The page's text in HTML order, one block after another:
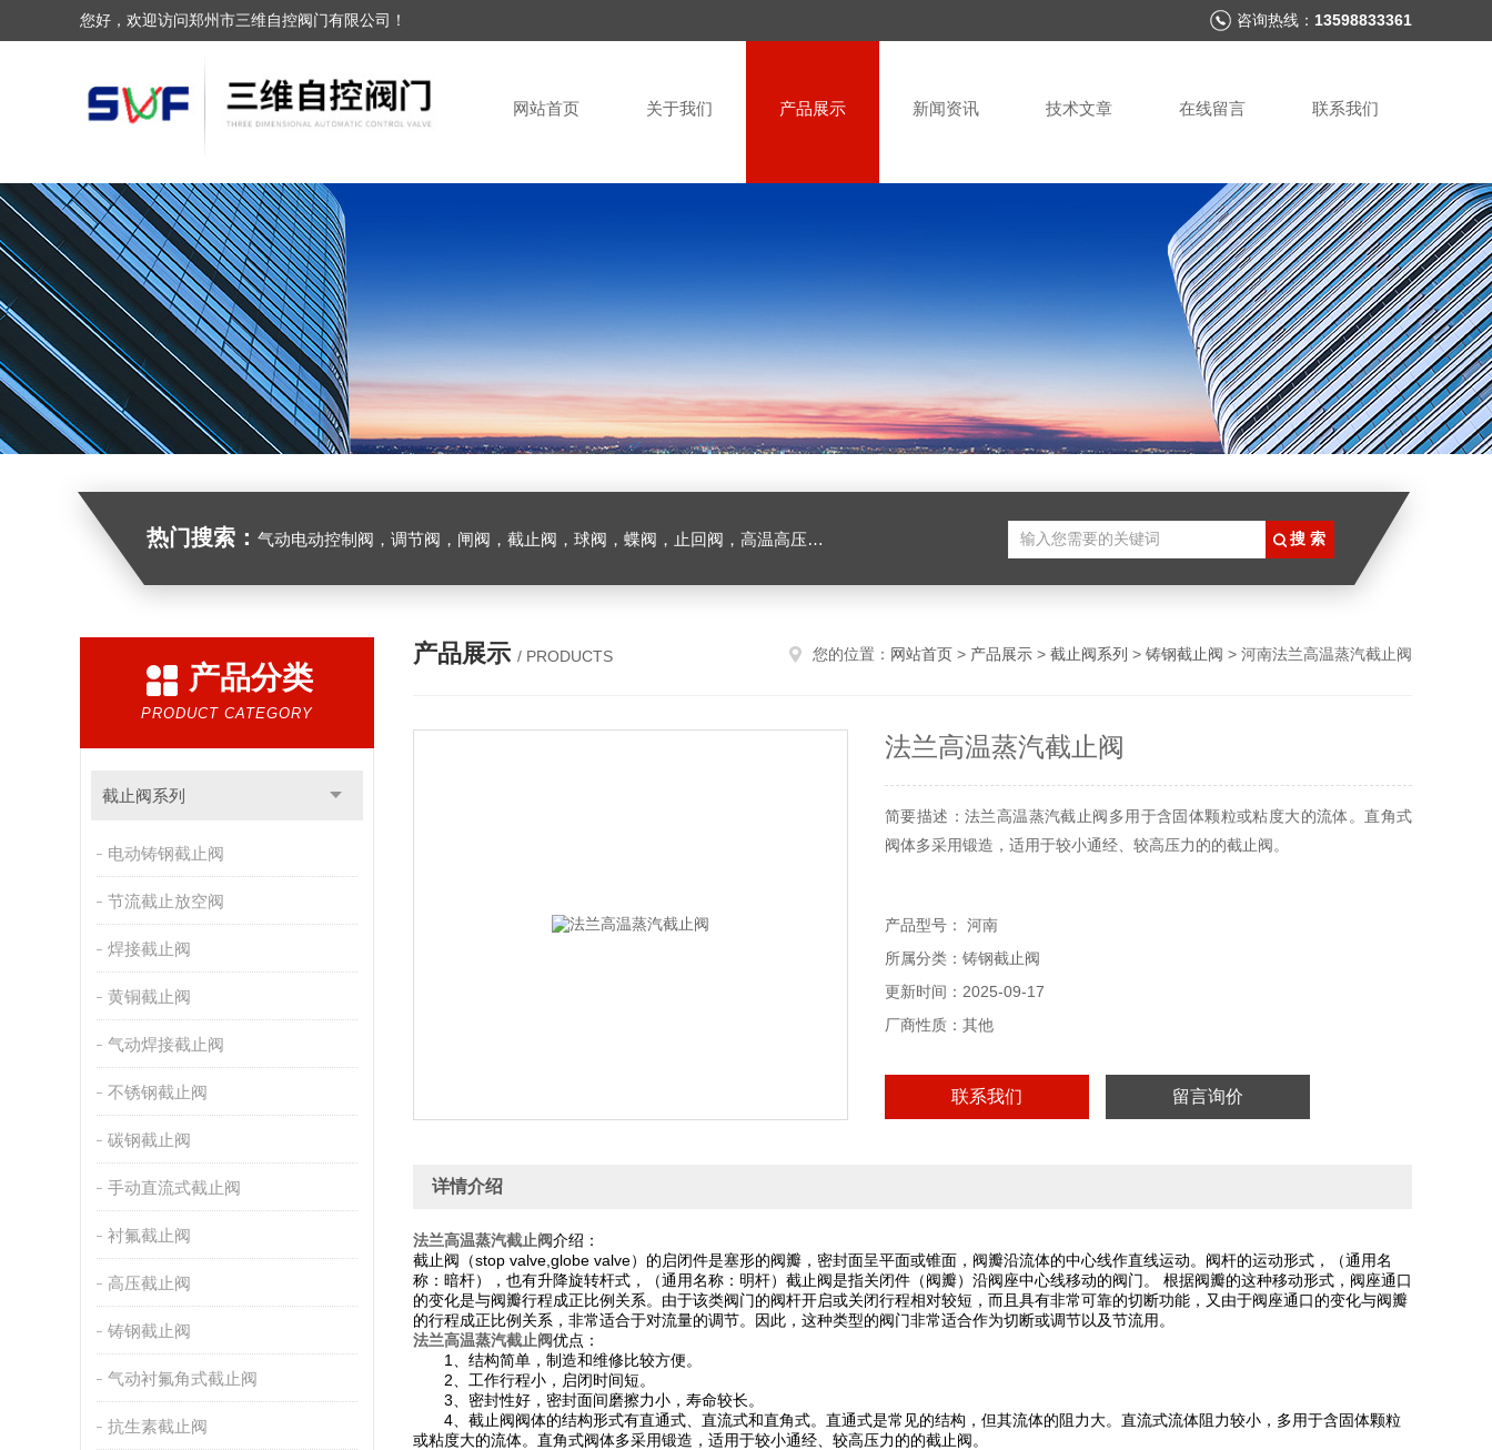
您好，欢迎访问郑州市三维自控阀门有限公司！ 咨询热线： 13598833361
网站首页 关于我们 产品展示 新闻资讯 技术文章 在线留言 联系我们
热门搜索： 气动电动控制阀，调节阀，闸阀，截止阀，球阀，蝶阀，止回阀，高温高压电站阀门及油田铝厂专用阀门，各种电磁阀，液压气动元件
产品分类
PRODUCT CATEGORY
截止阀系列
电动铸钢截止阀
节流截止放空阀
焊接截止阀
黄铜截止阀
气动焊接截止阀
不锈钢截止阀
碳钢截止阀
手动直流式截止阀
衬氟截止阀
高压截止阀
铸钢截止阀
气动衬氟角式截止阀
抗生素截止阀
产品展示 / PRODUCTS 您的位置： 网站首页 > 产品展示 > 截止阀系列 > 铸钢截止阀 > 河南法兰高温蒸汽截止阀
法兰高温蒸汽截止阀
简要描述：法兰高温蒸汽截止阀多用于含固体颗粒或粘度大的流体。直角式
阀体多采用锻造，适用于较小通经、较高压力的的截止阀。
产品型号： 河南
所属分类：铸钢截止阀
更新时间：2025-09-17
厂商性质：其他
联系我们 留言询价
详情介绍
法兰高温蒸汽截止阀介绍：
截止阀（stop valve,globe valve）的启闭件是塞形的阀瓣，密封面呈平面或锥面，阀瓣沿流体的中心线作直线运动。阀杆的运动形式，（通用名
称：暗杆），也有升降旋转杆式，（通用名称：明杆）截止阀是指关闭件（阀瓣）沿阀座中心线移动的阀门。 根据阀瓣的这种移动形式，阀座通口
的变化是与阀瓣行程成正比例关系。由于该类阀门的阀杆开启或关闭行程相对较短，而且具有非常可靠的切断功能，又由于阀座通口的变化与阀瓣
的行程成正比例关系，非常适合于对流量的调节。因此，这种类型的阀门非常适合作为切断或调节以及节流用。
法兰高温蒸汽截止阀优点：
1、结构简单，制造和维修比较方便。
2、工作行程小，启闭时间短。
3、密封性好，密封面间磨擦力小，寿命较长。
4、截止阀阀体的结构形式有直通式、直流式和直角式。直通式是常见的结构，但其流体的阻力大。直流式流体阻力较小，多用于含固体颗粒
或粘度大的流体。直角式阀体多采用锻造，适用于较小通经、较高压力的的截止阀。